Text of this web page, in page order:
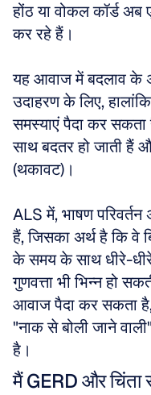
होंठ या वोकल कॉर्ड
कर रहे हैं।
यह आवाज में बदलाव के
उदाहरण के लिए,
समस्याएं पैदा कर
साथ बदतर हो जाती हैं
(थकावट)।
ALS में, भाषण
हैं, जिसका अर्थ है कि वे
के समय के साथ धीरे-
गुणवत्ता भी भिन्न हो
आवाज पैदा कर सकता
"नाक से बोली जाने
है।
मैं GERD और चिंता